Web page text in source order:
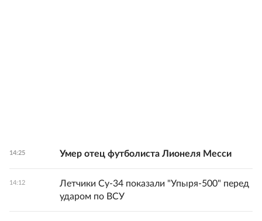
14:25 Умер отец футболиста Лионеля Месси
14:12
Летчики Су-34 показали "Упыря-500" перед
ударом по ВСУ